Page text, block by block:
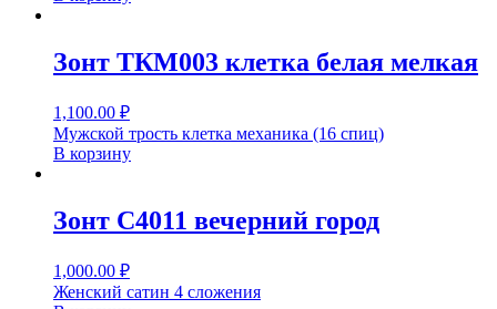
Зонт ТКМ003 клетка белая мелкая
1,100.00 ₽
Мужской трость клетка механика (16 спиц)
В корзину
Зонт С4011 вечерний город
1,000.00 ₽
Женский сатин 4 сложения